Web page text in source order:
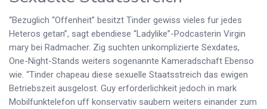
“Bezuglich “Offenheit” besitzt Tinder gewiss vieles fur jedes
Heteros getan”, sagt ebendiese “Ladylike”-Podcasterin Virgin
mary bei Radmacher. Zig suchten unkomplizierte Sexdates,
One-Night-Stands weiters sogenannte Kameradschaft Ebenso
wie. “Tinder chapeau diese sexuelle Staatsstreich das ewigen
Betriebszeit ausgelost. Guy erforderlichkeit jedoch in mark
Mobilfunktelefon uff konservativ saubern weiters einander zum